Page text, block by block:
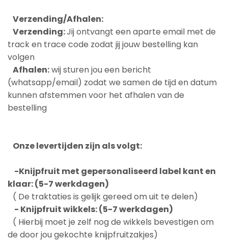
Verzending/Afhalen:
Verzending:Jij ontvangt een aparte email met de
track en trace code zodat jij jouw bestelling kan
volgen
Afhalen:wij sturen jou een bericht
(whatsapp/email) zodat we samen de tijd en datum
kunnen afstemmen voor het afhalen van de
bestelling
Onze levertijden zijn als volgt:
-Knijpfruit met gepersonaliseerd label kant en
klaar: (5-7 werkdagen)
( De traktaties is gelijk gereed om uit te delen)
- Knijpfruit wikkels: (5-7 werkdagen)
( Hierbij moet je zelf nog de wikkels bevestigen om
de door jou gekochte knijpfruitzakjes)